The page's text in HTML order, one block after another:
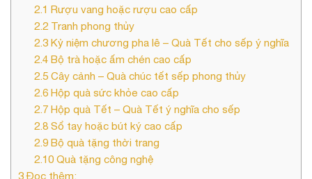
2.1 Rượu vang hoặc rượu cao cấp
2.2Tranh phong thủy
2.3Kỷ niệm chương pha lê – Quà Tết cho sếp ý nghĩa
2.4Bộ trà hoặc ấm chén cao cấp
2.5Cây cảnh – Quà chúc tết sếp phong thủy
2.6Hộp quà sức khỏe cao cấp
2.7Hộp quà Tết – Quà Tết ý nghĩa cho sếp
2.8Sổ tay hoặc bút ký cao cấp
2.9Bộ quà tặng thời trang
2.10Quà tặng công nghệ
3Đọc thêm: